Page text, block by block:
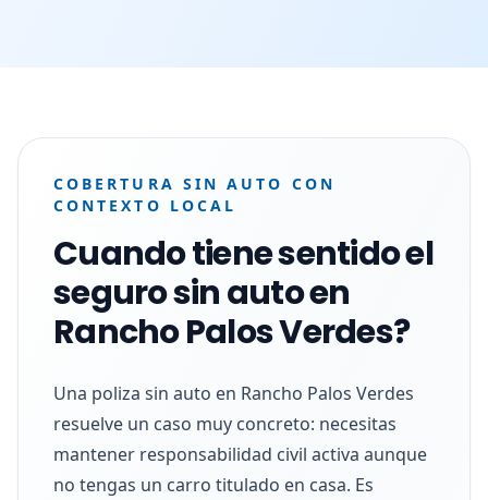
COBERTURA SIN AUTO CON
CONTEXTO LOCAL
Cuando tiene sentido el
seguro sin auto en
Rancho Palos Verdes?
Una poliza sin auto en Rancho Palos Verdes
resuelve un caso muy concreto: necesitas
mantener responsabilidad civil activa aunque
no tengas un carro titulado en casa. Es